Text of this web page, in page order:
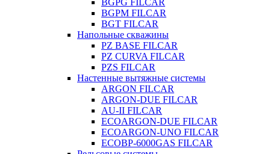
BGPG FILCAR
BGPM FILCAR
BGT FILCAR
Напольные скважины
PZ BASE FILCAR
PZ CURVA FILCAR
PZS FILCAR
Настенные вытяжные системы
ARGON FILCAR
ARGON-DUE FILCAR
AU-II FILCAR
ECOARGON-DUE FILCAR
ECOARGON-UNO FILCAR
ECOBP-6000GAS FILCAR